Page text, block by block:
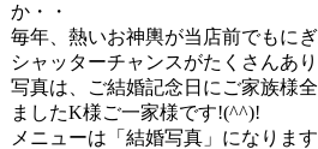
か・・
毎年、熱いお神輿が当店前でもにぎ
シャッターチャンスがたくさんあり
写真は、ご結婚記念日にご家族様
ましたK様ご一家様です!(^^)!
メニューは「結婚写真」になります